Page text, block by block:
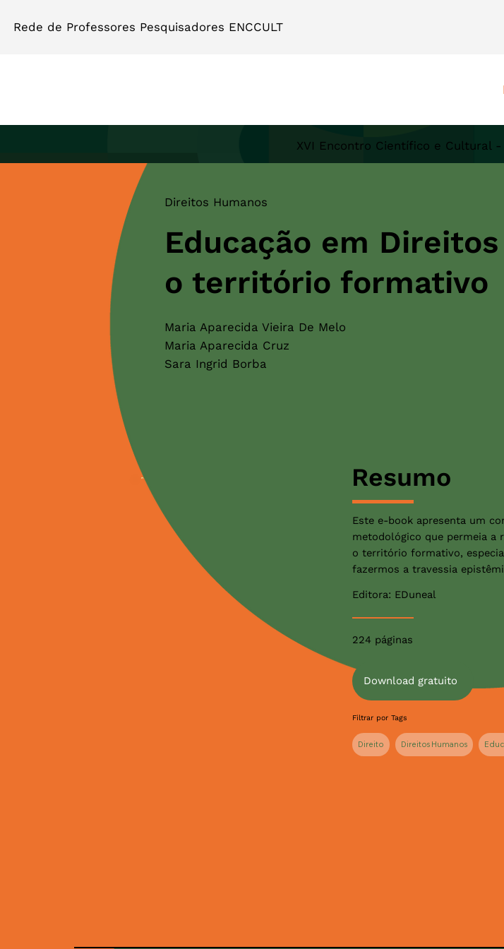
Rede de Professores Pesquisadores ENCCULT
XVI Encontro Científico e Cultural
Direitos Humanos
Educação em
o território formativo
Maria Aparecida Vieira De Melo
Maria Aparecida Cruz
Sara Ingrid Borba
Resumo
Este e-book apresenta um
metodológico que permeia a
o território formativo,
fazermos a travessia
Editora: EDuneal
224 páginas
Download gratuito
Filtrar por Tags
Direito Direitos Humanos